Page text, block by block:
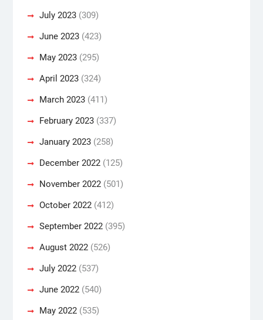
July 2023(309)
June 2023(423)
May 2023(295)
April 2023(324)
March 2023(411)
February 2023(337)
January 2023(258)
December 2022(125)
November 2022(501)
October 2022(412)
September 2022(395)
August 2022(526)
July 2022(537)
June 2022(540)
May 2022(535)